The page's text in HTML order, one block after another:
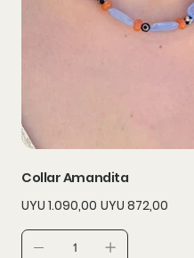
Collar Amandita
Precio
original
UYU 1.090,00 Precio
de
UYU 872,00